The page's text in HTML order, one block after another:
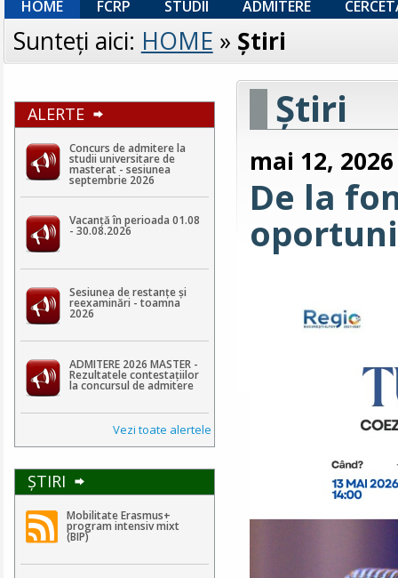
HOME FCRP STUDII ADMITERE
Sunteţi aici: HOME » Ştiri
ALERTE
Concurs de admitere la
studii universitare de
masterat - sesiunea
septembrie 2026
Vacanță în perioada 01.08
- 30.08.2026
Sesiunea de restanțe și
reexaminări - toamna
2026
ADMITERE 2026 MASTER -
Rezultatele contestaţiilor
la concursul de admitere
Vezi toate alertele
ŞTIRI
Mobilitate Erasmus+
program intensiv mixt
(BIP)
Ştiri
mai 12, 2026
De la